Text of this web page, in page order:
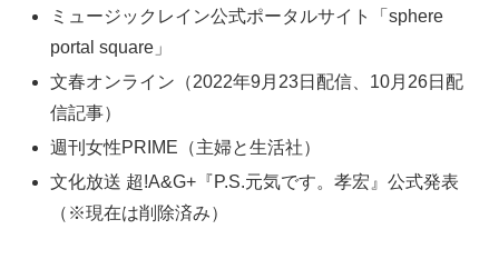
ミュージックレイン公式ポータルサイト「sphere
portal square」
文春オンライン（2022年9月23日配信、10月26日配
信記事）
週刊女性PRIME（主婦と生活社）
文化放送 超!A&G+『P.S.元気です。孝宏』公式発表
（※現在は削除済み）